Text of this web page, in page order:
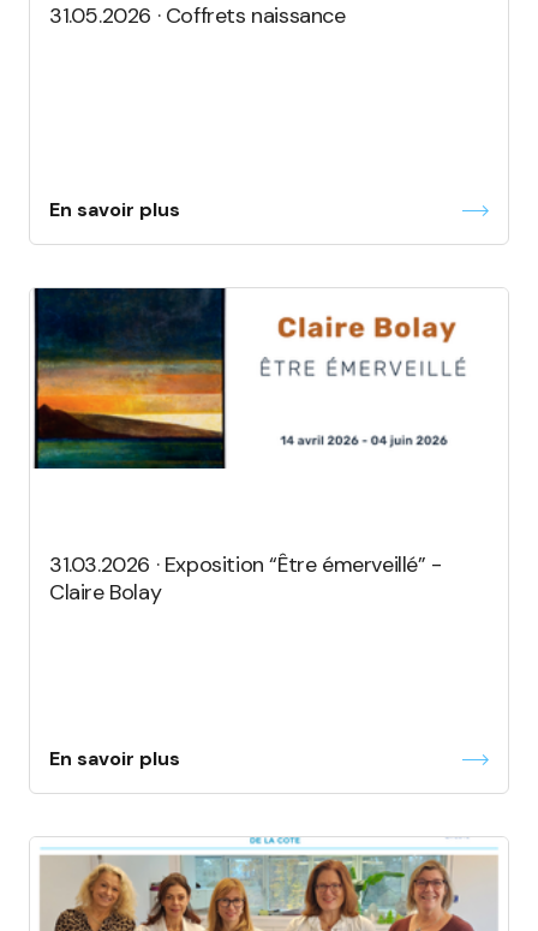
31.05.2026 · Coffrets naissance
En savoir plus
31.03.2026 · Exposition “Être émerveillé” -
Claire Bolay
En savoir plus